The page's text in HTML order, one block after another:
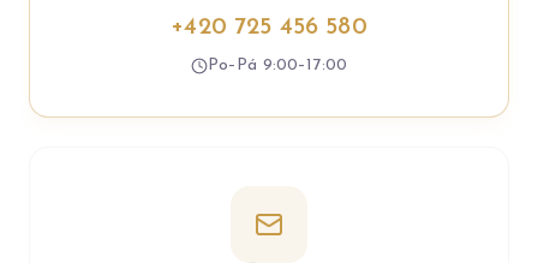
+420 725 456 580
Po–Pá 9:00–17:00